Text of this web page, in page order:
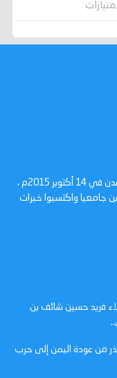
عدن تايم - صحيفة الكترونية تأسست في مدينة عدن في 14 أكتوبر 2015م ،
جامعيا واكتسبوا خبرات
فريد حسين شائف بن
من عودة اليمن إلى حرب